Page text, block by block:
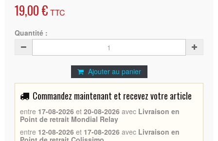
19,00 € TTC
Quantité :
Ajouter au panier
Commandez maintenant et recevez votre article
entre 17-08-2026 et 20-08-2026 avec Livraison en
Point de retrait Mondial Relay
entre 12-08-2026 et 17-08-2026 avec Livraison en